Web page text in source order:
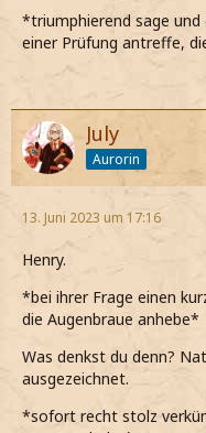
*triumphierend sage und
einer Prüfung antreffe,
July
Aurorin
13. Juni 2023 um 17:16
Henry.
*bei ihrer Frage einen
die Augenbraue anhebe*
Was denkst du denn?
ausgezeichnet.
*sofort recht stolz